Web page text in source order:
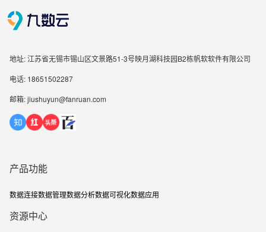
地址: 江苏省无锡市锡山区文景路51-3号映月湖科技园B2栋帆软软件有限公司
电话: 18651502287
邮箱: jiushuyun@fanruan.com
产品功能
数据连接数据管理数据分析数据可视化数据应用
资源中心